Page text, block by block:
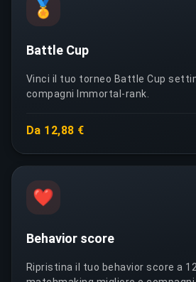
🏅
Battle Cup
Vinci il tuo torneo Battle Cup
compagni Immortal-rank.
Da 12,88 €
❤️
Behavior score
Ripristina il tuo behavior score a